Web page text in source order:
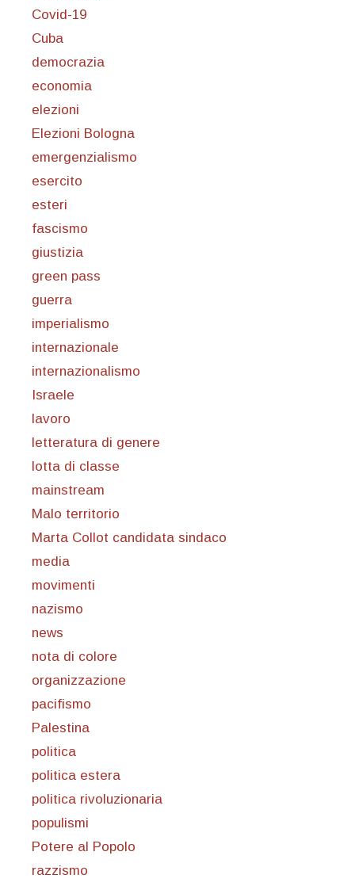
Covid-19
Cuba
democrazia
economia
elezioni
Elezioni Bologna
emergenzialismo
esercito
esteri
fascismo
giustizia
green pass
guerra
imperialismo
internazionale
internazionalismo
Israele
lavoro
letteratura di genere
lotta di classe
mainstream
Malo territorio
Marta Collot candidata sindaco
media
movimenti
nazismo
news
nota di colore
organizzazione
pacifismo
Palestina
politica
politica estera
politica rivoluzionaria
populismi
Potere al Popolo
razzismo